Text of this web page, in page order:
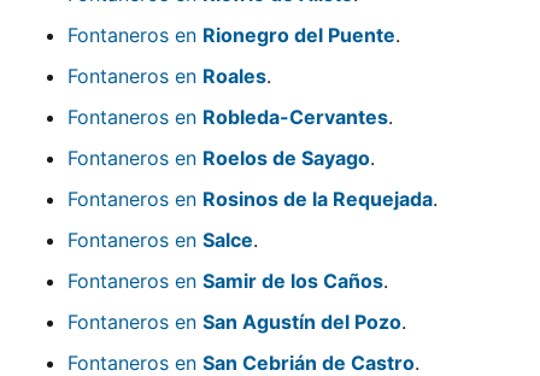
Fontaneros en Rionegro del Puente.
Fontaneros en Roales.
Fontaneros en Robleda-Cervantes.
Fontaneros en Roelos de Sayago.
Fontaneros en Rosinos de la Requejada.
Fontaneros en Salce.
Fontaneros en Samir de los Caños.
Fontaneros en San Agustín del Pozo.
Fontaneros en San Cebrián de Castro.